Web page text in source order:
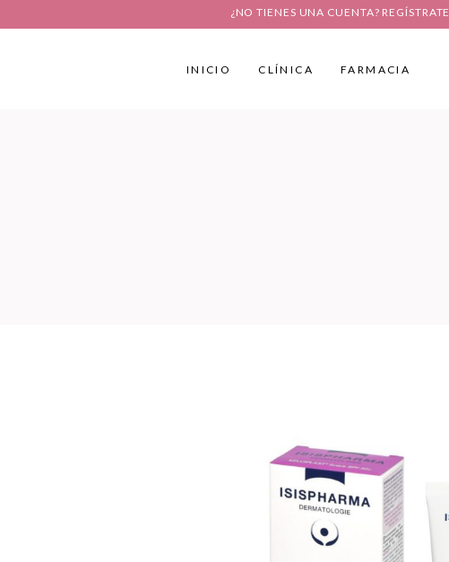
¿NO TIENES UNA CUENTA? REGÍSTRATE
INICIO CLÍNICA FARMACIA